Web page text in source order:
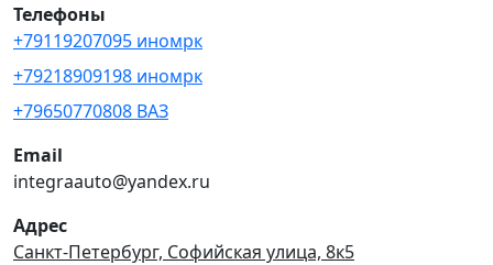
Телефоны
+79119207095 иномрк
+79218909198 иномрк
+79650770808 ВАЗ
Email
integraauto@yandex.ru
Адрес
Санкт-Петербург, Софийская улица, 8к5